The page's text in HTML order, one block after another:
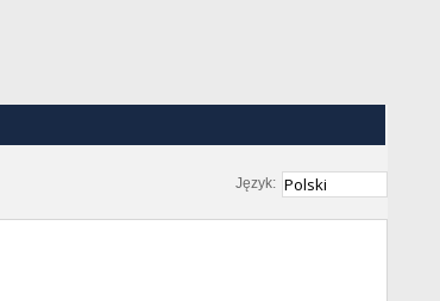
Język: